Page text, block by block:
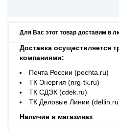
Для Вас этот товар доставим в
Доставка осуществляется
компаниями:
Почта России (pochta.ru)
ТК Энергия (nrg-tk.ru)
ТК СДЭК (cdek.ru)
ТК Деловые Линии
Наличие в магазинах